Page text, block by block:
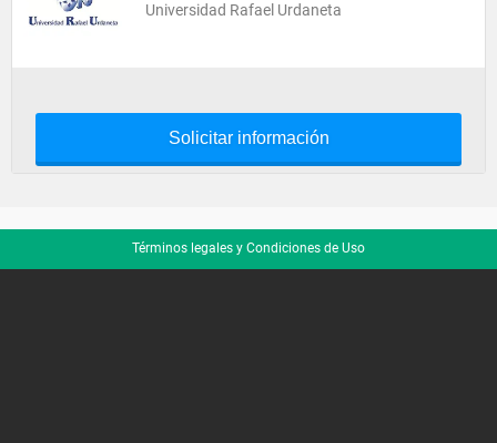
Universidad Rafael Urdaneta
Solicitar información
Términos legales y Condiciones de Uso